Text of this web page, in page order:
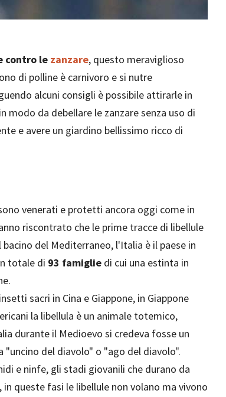
contro le zanzare, questo meraviglioso
di polline è carnivoro e si nutre
alcuni consigli è possibile attirarle in
modo da debellare le zanzare senza uso di
e avere un giardino bellissimo ricco di
venerati e protetti ancora oggi come in
riscontrato che le prime tracce di libellule
del Mediterraneo, l'Italia è il paese in
totale di 93 famiglie di cui una estinta in
sacri in Cina e Giappone, in Giappone
la libellula è un animale totemico,
durante il Medioevo si credeva fosse un
del diavolo" o "ago del diavolo".
e ninfe, gli stadi giovanili che durano da
queste fasi le libellule non volano ma vivono